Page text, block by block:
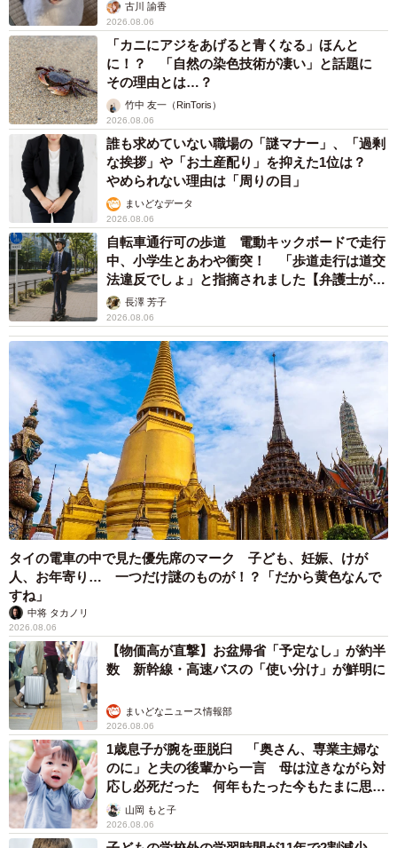
古川 諭香
2026.08.06
「カニにアジをあげると青くなる」ほんと
に！？ 「自然の染色技術が凄い」と話題に
その理由とは…？
竹中 友一（RinToris）
2026.08.06
誰も求めていない職場の「謎マナー」、「過剰
な挨拶」や「お土産配り」を抑えた1位は？
やめられない理由は「周りの目」
まいどなデータ
2026.08.06
自転車通行可の歩道 電動キックボードで走行
中、小学生とあわや衝突！ 「歩道走行は道交
法違反でしょ」と指摘されました【弁護士が解
説】長澤 芳子
2026.08.06
タイの電車の中で見た優先席のマーク 子ども、妊娠、けが
人、お年寄り… 一つだけ謎のものが！？「だから黄色なんで
すね」
中将 タカノリ
2026.08.06
【物価高が直撃】お盆帰省「予定なし」が約半
数 新幹線・高速バスの「使い分け」が鮮明に
まいどなニュース情報部
2026.08.06
1歳息子が腕を亜脱臼 「奥さん、専業主婦な
のに」と夫の後輩から一言 母は泣きながら対
応し必死だった 何年もたった今もたまに思い
出し…山岡 もと子
2026.08.06